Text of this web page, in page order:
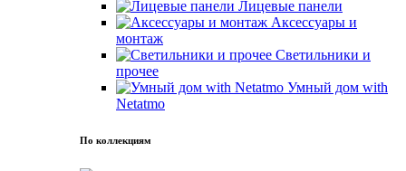
Лицевые панели
Аксессуары и
монтаж
Светильники и
прочее
Умный дом with
Netatmo
По коллекциям